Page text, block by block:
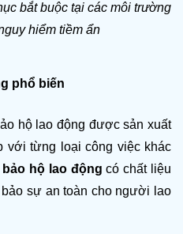
bắt buộc tại các môi trường
hiểm tiềm ẩn
phổ biến
hộ lao động được sản xuất
với từng loại công việc khác
hộ lao động có chất liệu
sự an toàn cho người lao